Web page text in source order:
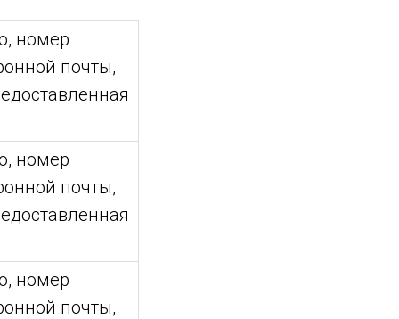
номер
почты,
номер
почты,
номер
почты,